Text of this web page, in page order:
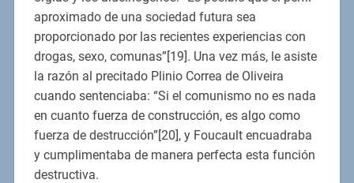
aproximado de una sociedad futura sea
proporcionado por las recientes experiencias con
drogas, sexo, comunas”[19]. Una vez más, le asiste
la razón al precitado Plinio Correa de Oliveira
cuando sentenciaba: “Si el comunismo no es nada
en cuanto fuerza de construcción, es algo como
fuerza de destrucción”[20], y Foucault encuadraba
y cumplimentaba de manera perfecta esta función
destructiva.